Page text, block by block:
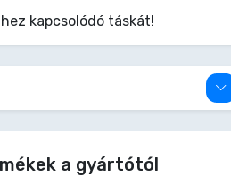
kapcsolódó táskát!
a gyártótól